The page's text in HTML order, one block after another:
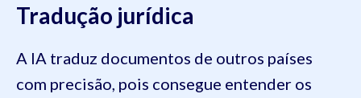
Tradução jurídica
A IA traduz documentos de outros países
com precisão, pois consegue entender os